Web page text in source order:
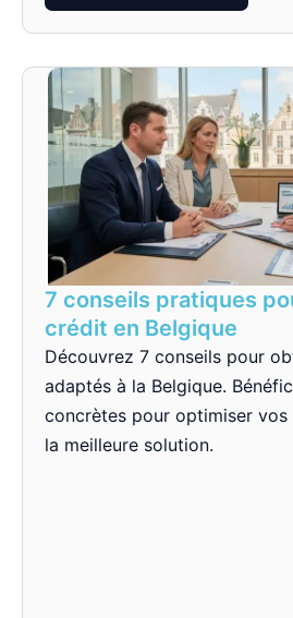
7 conseils pratiques
crédit en Belgique
Découvrez 7 conseils pour
adaptés à la Belgique.
concrètes pour optimiser
la meilleure solution.